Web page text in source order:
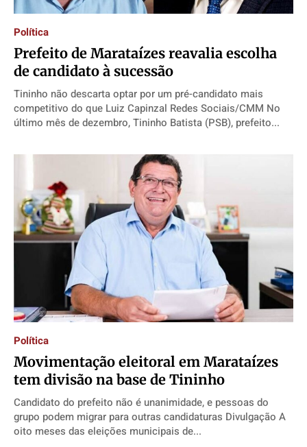
Direitos
Economia
Cultura
Colunas
Caetano Roque
Gustavo Bastos
Publicidade Legal
Anuncie
Quem Somos
Contato
Anuncie
Termos de Uso
Privacidade
Direitos
Economia
Cultura
Colunas
Caetano Roque
Gustavo Bastos
Publicidade Legal
Anuncie
Quem Somos
Contato
Anuncie
Termos de Uso
Privacidade
Direitos
Economia
Cultura
Colunas
Caetano Roque
Gustavo Bastos
Publicidade Legal
Anuncie
Quem Somos
Contato
Anuncie
Termos de Uso
Privacidade
Direitos
Economia
Cultura
Colunas
Caetano Roque
Gustavo Bastos
Publicidade Legal
Anuncie
Quem Somos
Contato
Anuncie
Termos de Uso
Privacidade
Política
Prefeito de Marataízes reavalia escolha
de candidato à sucessão
Tininho não descarta optar por um pré-candidato mais
competitivo do que Luiz Capinzal Redes Sociais/CMM No
último mês de dezembro, Tininho Batista (PSB), prefeito...
Política
Movimentação eleitoral em Marataízes
tem divisão na base de Tininho
Candidato do prefeito não é unanimidade, e pessoas do
grupo podem migrar para outras candidaturas Divulgação A
oito meses das eleições municipais de...